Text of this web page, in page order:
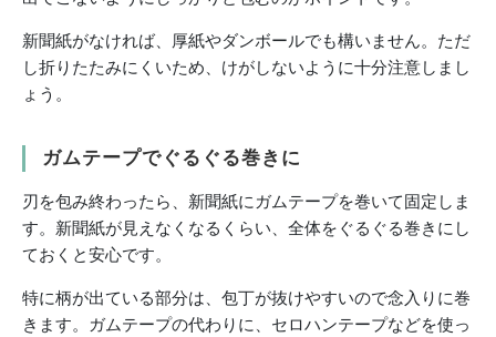
新聞紙がなければ、厚紙やダンボールでも構いません。ただ
し折りたたみにくいため、けがしないように十分注意しまし
ょう。
ガムテープでぐるぐる巻きに
刃を包み終わったら、新聞紙にガムテープを巻いて固定しま
す。新聞紙が見えなくなるくらい、全体をぐるぐる巻きにし
ておくと安心です。
特に柄が出ている部分は、包丁が抜けやすいので念入りに巻
きます。ガムテープの代わりに、セロハンテープなどを使っ